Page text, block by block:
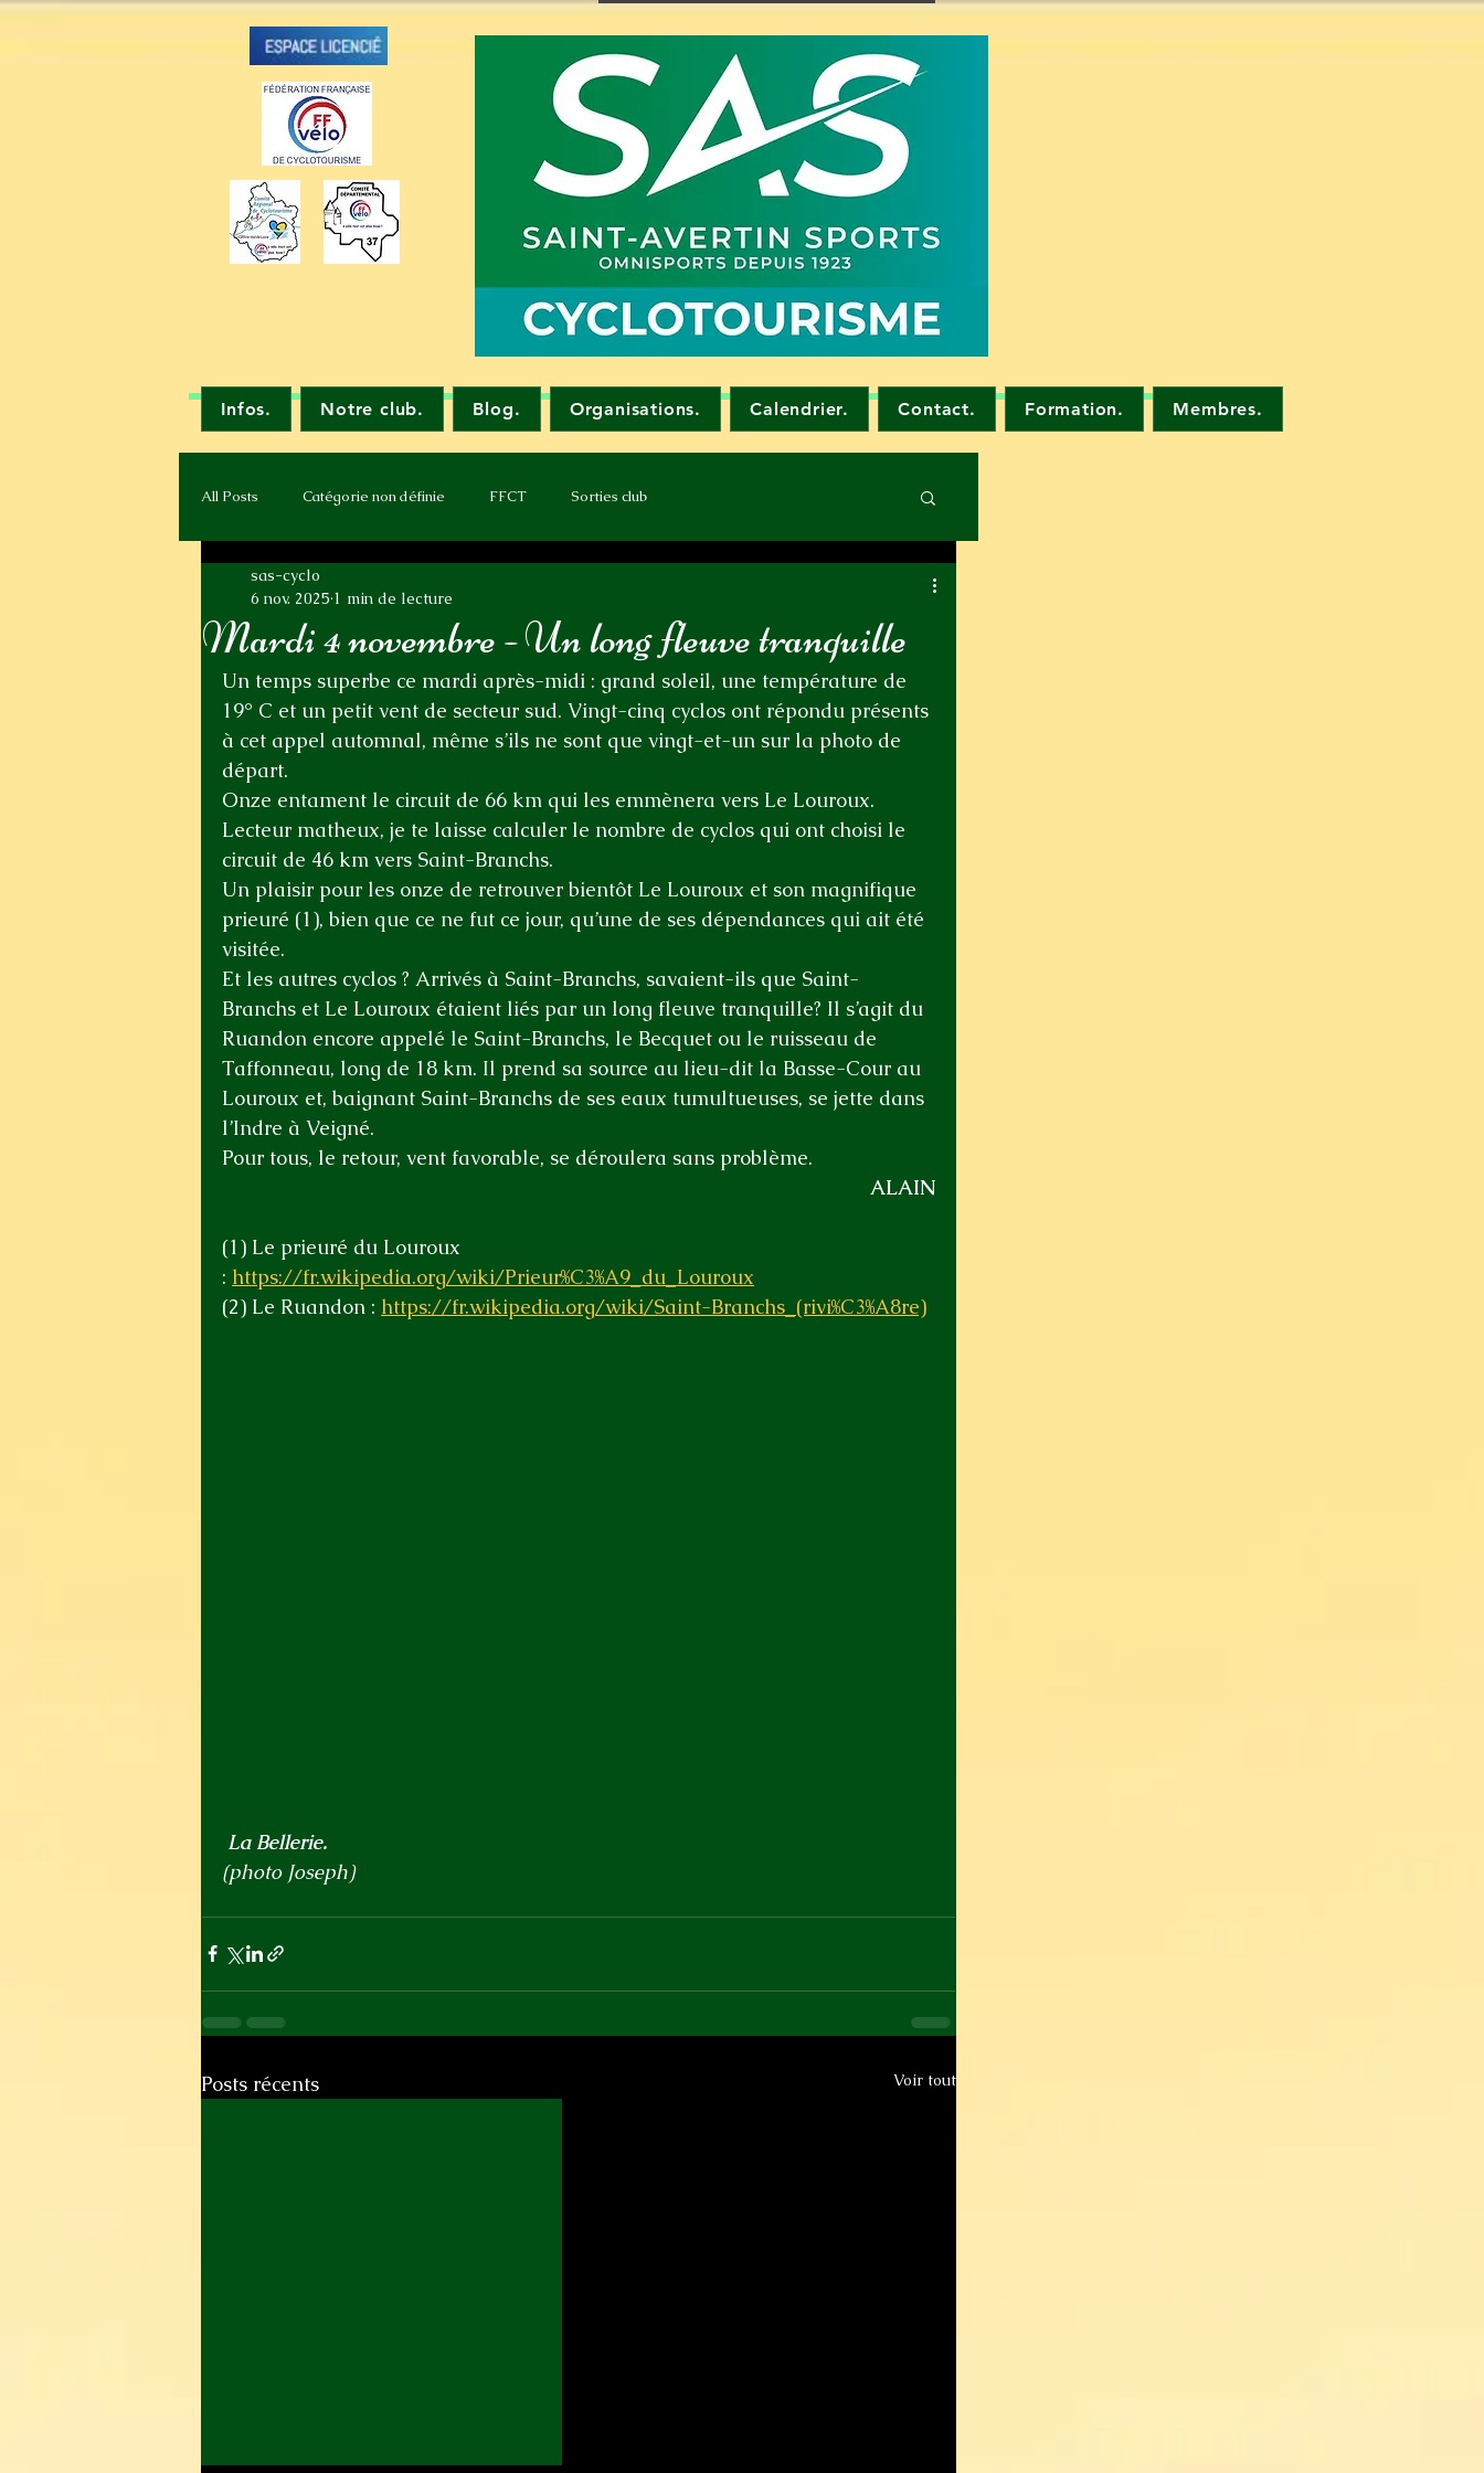
Infos. Notre club. Blog. Organisations. Calendrier. Contact. Formation. Membres.
All Posts Catégorie non définie FFCT Sorties club
Mardi 4 novembre - Un long fleuve tranquille
sas-cyclo
6 nov. 2025 1 min de lecture
Un temps superbe ce mardi après-midi : grand soleil, une température de
19° C et un petit vent de secteur sud. Vingt-cinq cyclos ont répondu présents
à cet appel automnal, même s’ils ne sont que vingt-et-un sur la photo de
départ.
Onze entament le circuit de 66 km qui les emmènera vers Le Louroux.
Lecteur matheux, je te laisse calculer le nombre de cyclos qui ont choisi le
circuit de 46 km vers Saint-Branchs.
Un plaisir pour les onze de retrouver bientôt Le Louroux et son magnifique
prieuré (1), bien que ce ne fut ce jour, qu’une de ses dépendances qui ait été
visitée.
Et les autres cyclos ? Arrivés à Saint-Branchs, savaient-ils que Saint-
Branchs et Le Louroux étaient liés par un long fleuve tranquille? Il s’agit du
Ruandon encore appelé le Saint-Branchs, le Becquet ou le ruisseau de
Taffonneau, long de 18 km. Il prend sa source au lieu-dit la Basse-Cour au
Louroux et, baignant Saint-Branchs de ses eaux tumultueuses, se jette dans
l’Indre à Veigné.
Pour tous, le retour, vent favorable, se déroulera sans problème.
ALAIN
(1) Le prieuré du Louroux
: https://fr.wikipedia.org/wiki/Prieur%C3%A9_du_Louroux
(2) Le Ruandon : https://fr.wikipedia.org/wiki/Saint-Branchs_(rivi%C3%A8re)
La Bellerie.
(photo Joseph)
Posts récents Voir tout